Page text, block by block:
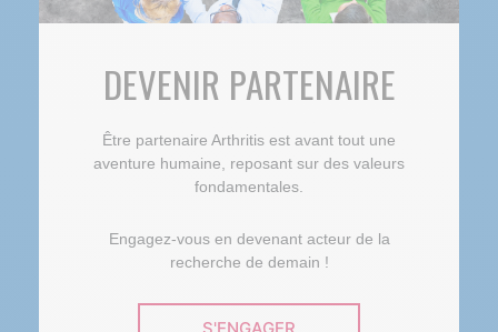
DEVENIR PARTENAIRE
Être partenaire Arthritis est avant tout une
aventure humaine, reposant sur des valeurs
fondamentales.
Engagez-vous en devenant acteur de la
recherche de demain !